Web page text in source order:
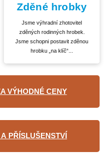
Zděné hrobky
Jsme výhradní zhotovitel
zděných rodinných hrobek.
Jsme schopni postavit zděnou
hrobku „na klíč“...
VÝHODNÉ CENY
PŘÍSLUŠENSTVÍ